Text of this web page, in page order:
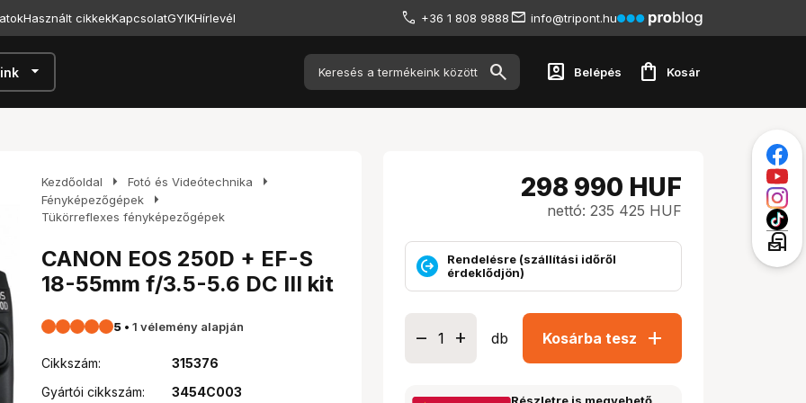
Használt cikkekKapcsolatGYIKHírlevél +36 1 808 9888 info@tripont.hu
arrow_drop_down account_box Belépés shopping_bag Kosár
Kezdőoldal arrow_right Fotó és Videótechnika arrow_right
Fényképezőgépek arrow_right
Tükörreflexes fényképezőgépek
CANON EOS 250D + EF-S
18-55mm f/3.5-5.6 DC III kit
5 • 1 vélemény alapján
Cikkszám:
315376
Gyártói cikkszám:
3454C003
298 990 HUF
nettó: 235 425 HUF
Rendelésre (szállítási időről
érdeklődjön)
db Kosárba tesz add
local_post_office